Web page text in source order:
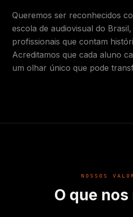
Queremos ser reconhecidos
escola de audiovisual do
profissionais que contam
Acreditamos que cada aluno
um olhar único que pode
NOSSOS
O que nos